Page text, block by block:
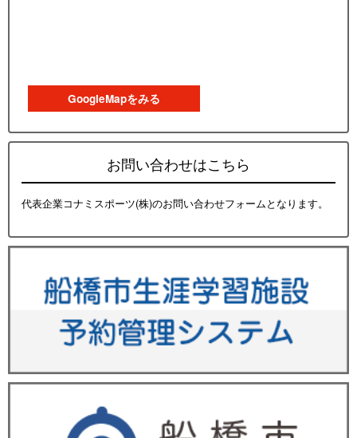
GoogleMapをみる
お問い合わせはこちら
代表企業コナミスポーツ(株)のお問い合わせフォームとなります。